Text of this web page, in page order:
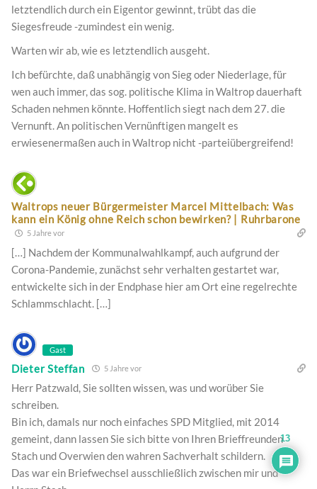
letztendlich durch ein Eigentor gewinnt, trübt das die
Siegesfreude -zumindest ein wenig.
Warten wir ab, wie es letztendlich ausgeht.
Ich befürchte, daß unabhängig von Sieg oder Niederlage, für
wen auch immer, das sog. politische Klima in Waltrop dauerhaft
Schaden nehmen könnte. Hoffentlich siegt nach dem 27. die
Vernunft. An politischen Vernünftigen mangelt es
erwiesenermaßen auch in Waltrop nicht -parteiübergreifend!
Waltrops neuer Bürgermeister Marcel Mittelbach: Was
kann ein König ohne Reich schon bewirken? | Ruhrbarone
5 Jahre vor
[…] Nachdem der Kommunalwahlkampf, auch aufgrund der
Corona-Pandemie, zunächst sehr verhalten gestartet war,
entwickelte sich in der Endphase hier am Ort eine regelrechte
Schlammschlacht. […]
Gast
Dieter Steffan 5 Jahre vor
Herr Patzwald, Sie sollten wissen, was und worüber Sie
schreiben.
Bin ich, damals nur noch einfaches SPD Mitglied, mit 2014
gemeint, dann lassen Sie sich bitte von Ihren Brieffreunden
Stach und Overwien den wahren Sachverhalt schildern.
Das war ein Briefwechsel ausschließlich zwischen mir und
13